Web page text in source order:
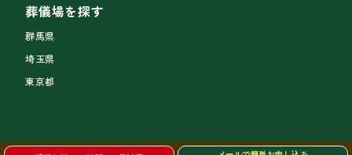
葬儀場を探す
群馬県
埼玉県
東京都